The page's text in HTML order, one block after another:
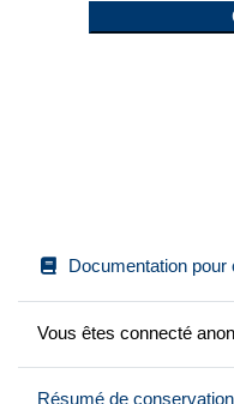
Documentation pour
Vous êtes connecté
Résumé de